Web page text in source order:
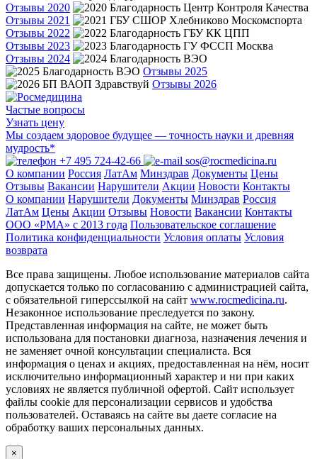
Отзывы 2020
Отзывы 2021
Отзывы 2022
Отзывы 2023
Отзывы 2024
Отзывы 2025
Отзывы 2026
Частые вопросы
Узнать цену
Мы создаем здоровое будущее — точность науки и древняя
мудрость*
+7 495 724-42-66
sos@rocmedicina.ru
О компании Россия ЛатАм Минздрав Документы Цены
Отзывы Вакансии Нарушители Акции Новости Контакты
О компании Нарушители Документы Минздрав Россия
ЛатАм Цены Акции Отзывы Новости Вакансии Контакты
ООО «РМА» c 2013 года Пользовательское соглашение
Политика конфиденциальности Условия оплаты Условия
возврата
Все права защищены. Любое использование материалов сайта
допускается только по согласованию с администрацией сайта,
с обязательной гиперссылкой на сайт www.rocmedicina.ru.
Незаконное использование преследуется по закону.
Представленная информация на сайте, не может быть
использована для постановки диагноза, назначения лечения и
не заменяет очной консультации специалиста. Вся
информация о ценах и акциях, предоставленная на нём, носит
исключительно информационный характер и ни при каких
условиях не является публичной офертой. Сайт использует
файлы cookie для персонализации сервисов и удобства
пользователей. Оставаясь на сайте вы даете согласие на
обработку ваших персональных данных.
×